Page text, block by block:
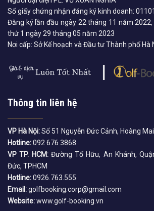
Số giấy chứng nhận đăng ký kinh doanh:
Đăng ký lần đầu ngày 22 tháng 11 năm
thứ 1 ngày 29 tháng 05 năm 2023
Nơi cấp: Sở Kế hoạch và Đầu tư Thành phố Hà
Thông tin liên hệ
VP Hà Nội:Số 51 Nguyễn Đức Cảnh, Hoàng
Hotline:092 676 3868
VP TP. HCM:Đường Tố Hữu, An Khánh,
Đức, TPHCM
Hotline:0926.763.555
Email:golfbooking.corp@gmail.com
Website:www.golf-booking.vn